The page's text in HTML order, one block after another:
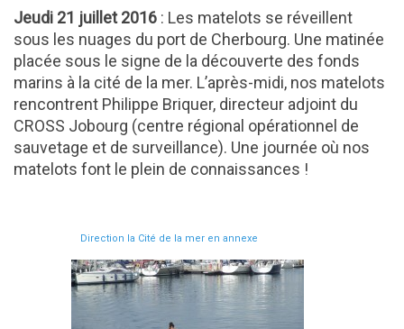
Jeudi 21 juillet 2016 : Les matelots se réveillent
sous les nuages du port de Cherbourg. Une matinée
placée sous le signe de la découverte des fonds
marins à la cité de la mer. L’après-midi, nos matelots
rencontrent Philippe Briquer, directeur adjoint du
CROSS Jobourg (centre régional opérationnel de
sauvetage et de surveillance). Une journée où nos
matelots font le plein de connaissances !
Direction la Cité de la mer en annexe